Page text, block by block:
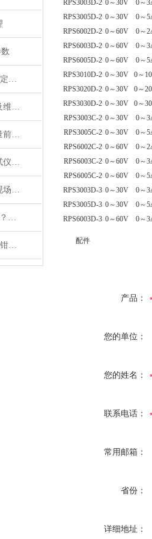
KS-3000开口闪点全自动测定仪技术参数
大电流升流器的使用方法及维护注意事项
变压器直流电阻测试仪测量前的准备
全自动变压器变比组别测试仪操作说明
无线高压核相仪技术规格现场使用
DQ-630电桥夹具 你了解吗？看了就明白
TD-1168型多功能高空接线钳使用方法
RPS3003D-2 0～30V
0～
RPS3005D-2 0～30V
0～
RPS6002D-2 0～60V
0～
RPS6003D-2 0～60V
0～
RPS6005D-2 0～60V
0～
RPS3010D-2 0～30V
0～
RPS3020D-2 0～30V
0～
RPS3030D-2 0～30V
0～
RPS3003C-2 0～30V
0～
RPS3005C-2 0～30V
0～
RPS6002C-2 0～60V
0～
RPS6003C-2 0～60V
0～
RPS6005C-2 0～60V
0～
RPS3003D-3 0～30V
0～
RPS3005D-3 0～30V
0～
RPS6003D-3 0～60V 0～
配件
产品：
您的单位：
您的姓名：
联系电话：
常用邮箱：
省份：
详细地址：